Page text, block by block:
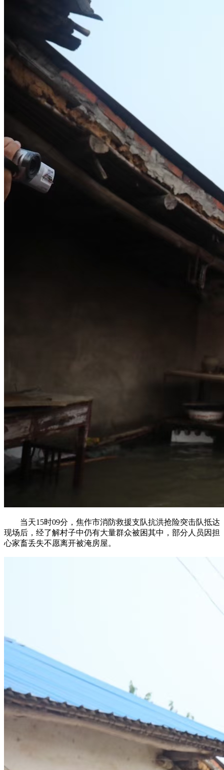
当天15时09分，焦作市消防救援支队抗洪抢险突击队抵达
现场后，经了解村子中仍有大量群众被困其中，部分人员因担
心家畜丢失不愿离开被淹房屋。